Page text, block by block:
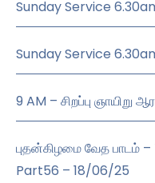
Sunday Service
Sunday Service
9 AM – சிறப்பு
புதன்கிழமை வேத பாடம்
Part56 – 18/06/25